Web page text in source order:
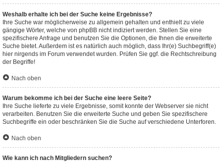
Weshalb erhalte ich bei der Suche keine Ergebnisse?
Ihre Suche war möglicherweise zu allgemein gehalten und enthielt zu viele
gängige Wörter, welche von phpBB nicht indiziert werden. Stellen Sie eine
spezifischere Anfrage und benutzen Sie die Optionen, die Ihnen die erweiterte
Suche bietet. Außerdem ist es natürlich auch möglich, dass Ihr(e) Suchbegriff(e)
hier nirgends im Forum verwendet wurden. Prüfen Sie ggf. die Rechtschreibung
der Begriffe!
Nach oben
Warum bekomme ich bei der Suche eine leere Seite?
Ihre Suche lieferte zu viele Ergebnisse, somit konnte der Webserver sie nicht
verarbeiten. Benutzen Sie die erweiterte Suche und geben Sie spezifischere
Suchbegriffe ein oder beschränken Sie die Suche auf verschiedene Unterforen.
Nach oben
Wie kann ich nach Mitgliedern suchen?